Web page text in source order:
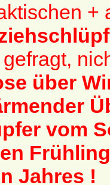
+
über
vom
Jahres !